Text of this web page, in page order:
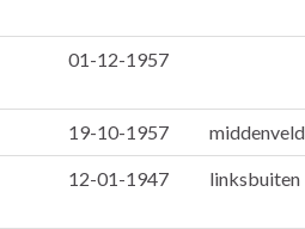
01-12-1957
19-10-1957
12-01-1947 linksbuiten